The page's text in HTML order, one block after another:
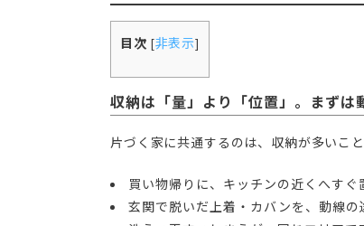
目次 [非表示]
収納は「量」より「位置」。まずは
片づく家に共通するのは、収納が多いこと
買い物帰りに、キッチンの近くへすぐ
玄関で脱いだ上着・カバンを、動線の